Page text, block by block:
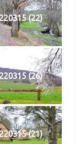
(22)
(26)
(21)